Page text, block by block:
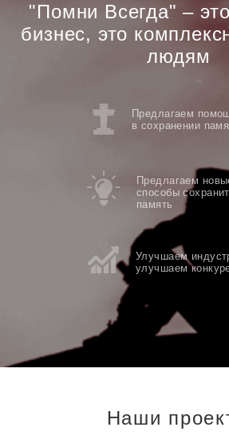
"Помни Всегда" –
бизнес, это
людям
Предлагаем
в сохранении
Предлагаем
способы
память
Улучшаем
улучшаем
Наши